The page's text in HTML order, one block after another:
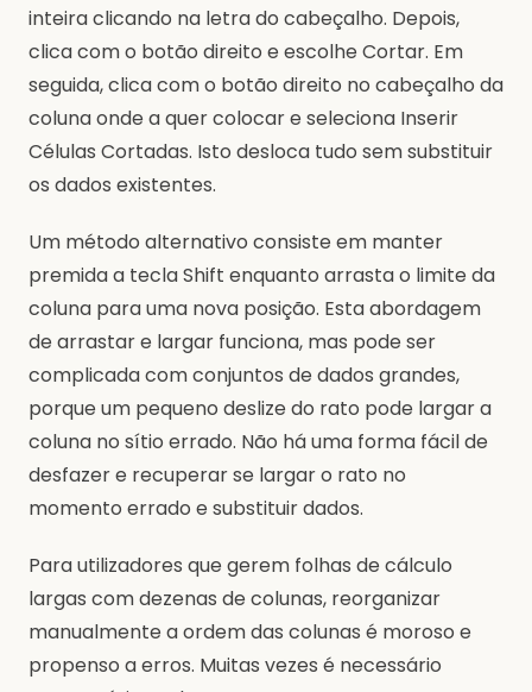
inteira clicando na letra do cabeçalho. Depois,
clica com o botão direito e escolhe Cortar. Em
seguida, clica com o botão direito no cabeçalho da
coluna onde a quer colocar e seleciona Inserir
Células Cortadas. Isto desloca tudo sem substituir
os dados existentes.
Um método alternativo consiste em manter
premida a tecla Shift enquanto arrasta o limite da
coluna para uma nova posição. Esta abordagem
de arrastar e largar funciona, mas pode ser
complicada com conjuntos de dados grandes,
porque um pequeno deslize do rato pode largar a
coluna no sítio errado. Não há uma forma fácil de
desfazer e recuperar se largar o rato no
momento errado e substituir dados.
Para utilizadores que gerem folhas de cálculo
largas com dezenas de colunas, reorganizar
manualmente a ordem das colunas é moroso e
propenso a erros. Muitas vezes é necessário